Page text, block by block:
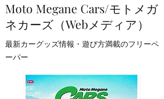
Moto Megane Cars/モトメガ
ネカーズ（Webメディア）
​最新カーグッズ情報・遊び方満載のフリーペ
ーパー